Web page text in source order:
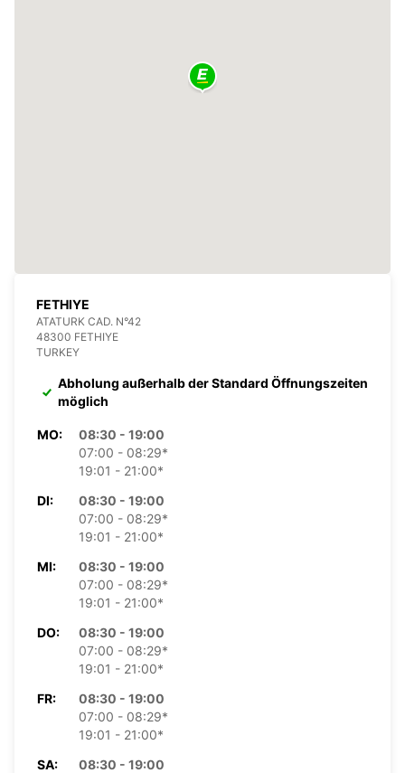
FETHIYE
ATATURK CAD. N°42
48300 FETHIYE
TURKEY
Abholung außerhalb der Standard Öffnungszeiten
möglich
MO:
08:30 - 19:00
07:00 - 08:29*
19:01 - 21:00*
DI:
08:30 - 19:00
07:00 - 08:29*
19:01 - 21:00*
MI:
08:30 - 19:00
07:00 - 08:29*
19:01 - 21:00*
DO:
08:30 - 19:00
07:00 - 08:29*
19:01 - 21:00*
FR:
08:30 - 19:00
07:00 - 08:29*
19:01 - 21:00*
SA:
08:30 - 19:00